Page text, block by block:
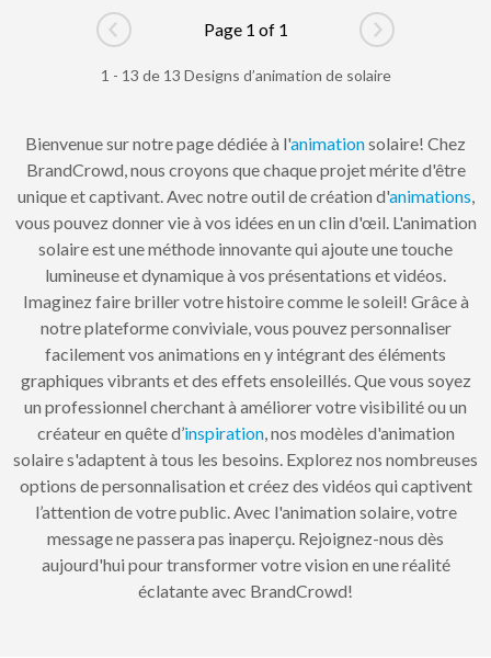
Go to previous page
Page 1 of 1
Go to next
1 - 13 de 13 Designs d’animation de solaire
Bienvenue sur notre page dédiée à l'animationsolaire! Chez
BrandCrowd, nous croyons que chaque projet mérite d'être
unique et captivant. Avec notre outil de création d'animations,
vous pouvez donner vie à vos idées en un clin d'œil. L'animation
solaire est une méthode innovante qui ajoute une touche
lumineuse et dynamique à vos présentations et vidéos.
Imaginez faire briller votre histoire comme le soleil! Grâce à
notre plateforme conviviale, vous pouvez personnaliser
facilement vos animations en y intégrant des éléments
graphiques vibrants et des effets ensoleillés. Que vous soyez
un professionnel cherchant à améliorer votre visibilité ou un
créateur en quête d’inspiration, nos modèles d'animation
solaire s'adaptent à tous les besoins. Explorez nos nombreuses
options de personnalisation et créez des vidéos qui captivent
l’attention de votre public. Avec l'animation solaire, votre
message ne passera pas inaperçu. Rejoignez-nous dès
aujourd'hui pour transformer votre vision en une réalité
éclatante avec BrandCrowd!